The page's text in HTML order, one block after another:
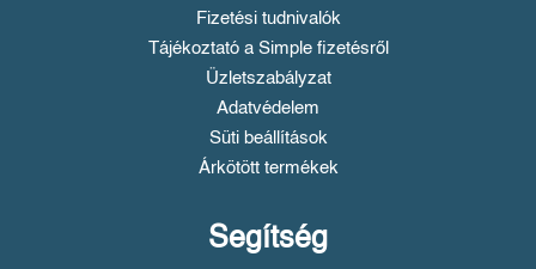
Fizetési tudnivalók
Tájékoztató a Simple fizetésről
Üzletszabályzat
Adatvédelem
Süti beállítások
Árkötött termékek
Segítség